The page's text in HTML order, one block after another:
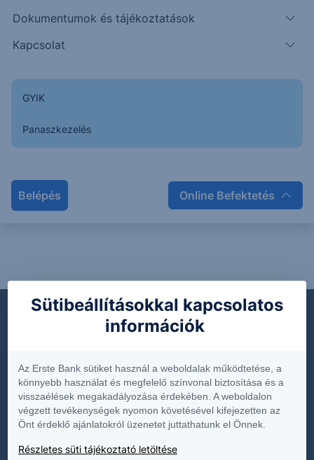
Dokumentumok és tájékoztatások
Kapcsolat
GYIK
Panaszkezelés
Belépés Online Befektetés
Közzététel a 2.20% ERSTE Group EUR Note
Közzététel a 2.20% ERSTE Group EUR Note
22-24 (AT0000A31L68) kamatfizetéséről
Kötvény közzétételek
2.20% ERSTE Group EUR Note 22-24 -
Díjjegyzékek
Hirdetmények
Közzétételek
Üzletszabályzat
Sütibeállításokkal kapcsolatos
információk
Az Erste Bank sütiket használ a weboldalak működtetése, a
könnyebb használat és megfelelő színvonal biztosítása és a
visszaélések megakadályozása érdekében. A weboldalon
végzett tevékenységek nyomon követésével kifejezetten az
Önt érdeklő ajánlatokról üzenetet juttathatunk el Önnek.
Részletes süti tájékoztató letöltése